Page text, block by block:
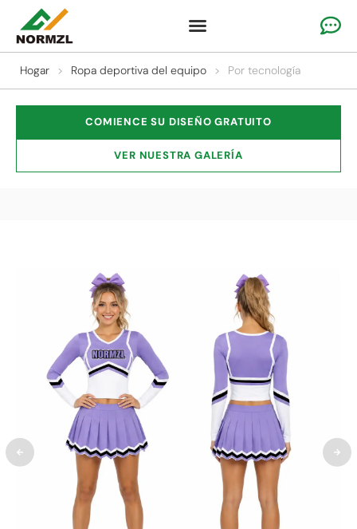
Hogar > Ropa deportiva del equipo > Por tecnología
COMIENCE SU DISEÑO GRATUITO
VER NUESTRA GALERÍA